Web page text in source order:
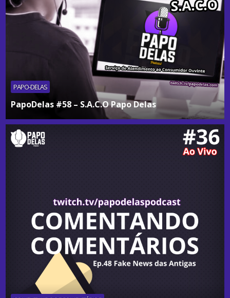
PAPO-DELAS
PapoDelas #58 – S.A.C.O Papo Delas